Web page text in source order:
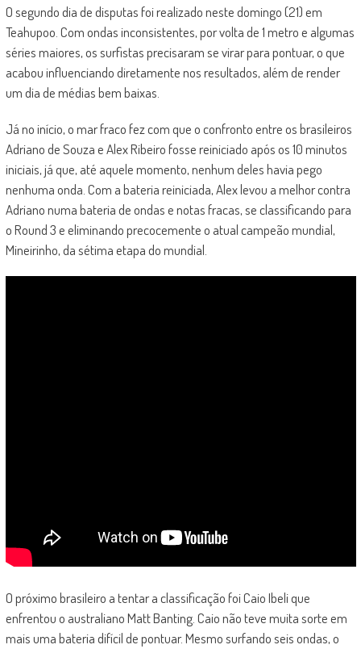
O segundo dia de disputas foi realizado neste domingo (21) em
Teahupoo. Com ondas inconsistentes, por volta de 1 metro e algumas
séries maiores, os surfistas precisaram se virar para pontuar, o que
acabou influenciando diretamente nos resultados, além de render
um dia de médias bem baixas.
Já no início, o mar fraco fez com que o confronto entre os brasileiros
Adriano de Souza e Alex Ribeiro fosse reiniciado após os 10 minutos
iniciais, já que, até aquele momento, nenhum deles havia pego
nenhuma onda. Com a bateria reiniciada, Alex levou a melhor contra
Adriano numa bateria de ondas e notas fracas, se classificando para
o Round 3 e eliminando precocemente o atual campeão mundial,
Mineirinho, da sétima etapa do mundial.
O próximo brasileiro a tentar a classificação foi Caio Ibeli que
enfrentou o australiano Matt Banting. Caio não teve muita sorte em
mais uma bateria difícil de pontuar. Mesmo surfando seis ondas, o